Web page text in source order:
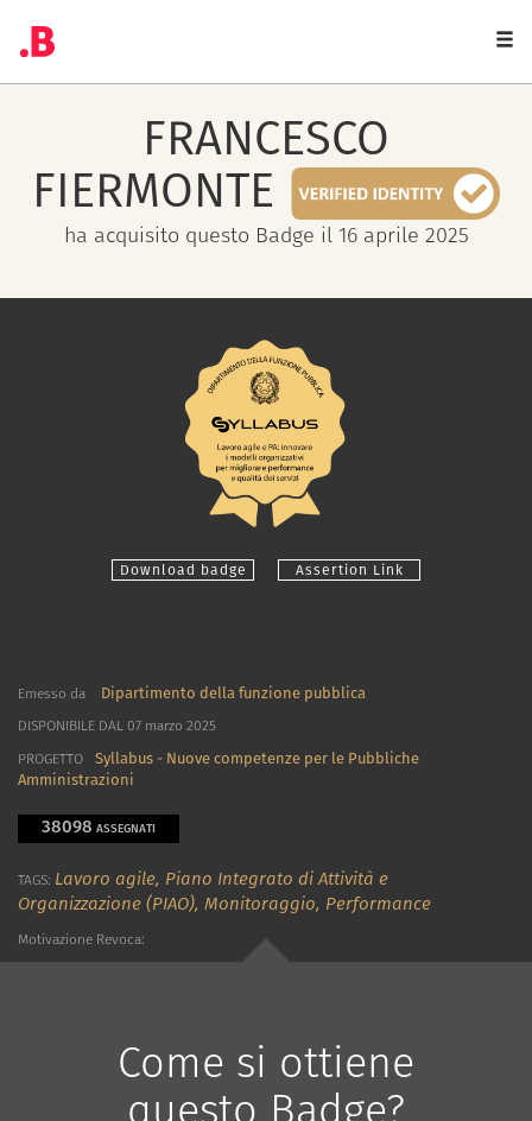
FRANCESCO
FIERMONTE
ha acquisito questo Badge il 16 aprile 2025
Download badge Assertion Link
Emesso da Dipartimento della funzione pubblica
DISPONIBILE DAL 07 marzo 2025
PROGETTO
Syllabus - Nuove competenze per le Pubbliche
Amministrazioni
38098 ASSEGNATI
TAGS: Lavoro agile, Piano Integrato di Attività e
Organizzazione (PIAO), Monitoraggio, Performance
Motivazione Revoca:
Come si ottiene